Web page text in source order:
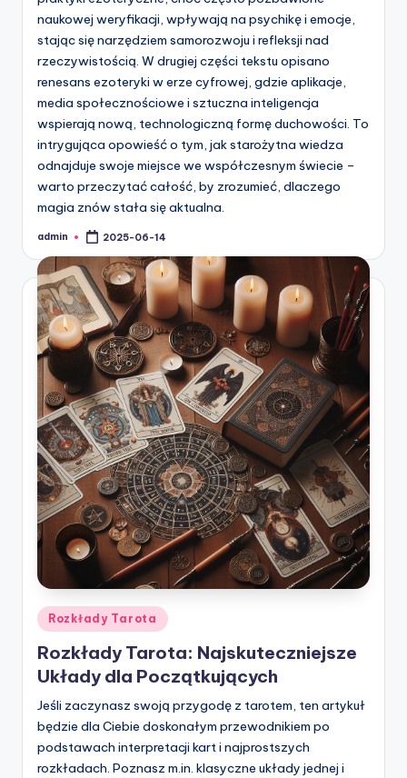
naukowej weryfikacji, wpływają na psychikę i emocje,
stając się narzędziem samorozwoju i refleksji nad
rzeczywistością. W drugiej części tekstu opisano
renesans ezoteryki w erze cyfrowej, gdzie aplikacje,
media społecznościowe i sztuczna inteligencja
wspierają nową, technologiczną formę duchowości. To
intrygująca opowieść o tym, jak starożytna wiedza
odnajduje swoje miejsce we współczesnym świecie –
warto przeczytać całość, by zrozumieć, dlaczego
magia znów stała się aktualna.
Posted
admin 2025-06-14
Posted
in
Rozkłady Tarota
Rozkłady Tarota: Najskuteczniejsze
Układy dla Początkujących
Jeśli zaczynasz swoją przygodę z tarotem, ten artykuł
będzie dla Ciebie doskonałym przewodnikiem po
podstawach interpretacji kart i najprostszych
rozkładach. Poznasz m.in. klasyczne układy jednej i